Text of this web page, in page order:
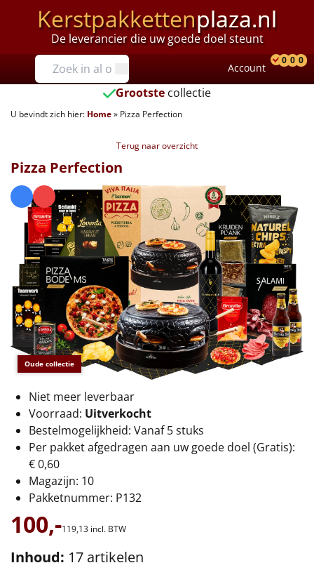
Kerstpakkettenplaza.nl
De leverancier die uw goede doel steunt
Prijzen
Tot €25
€25 tot €35
€40 tot €45
€45 tot €50
€50 tot €55
€55 tot €75
€75 tot €100
€100 en hoger
Alle kerstpakketten 2026
Thema
Origineel
Rituals
Luxe
Mannen
Account
0 0 0
Grootste collectie
U bevindt zich hier: Home» Pizza Perfection
Terug naar overzicht
Oude collectie
Pizza Perfection
Niet meer leverbaar
Voorraad: Uitverkocht
Bestelmogelijkheid: Vanaf 5 stuks
Per pakket afgedragen aan uw goede doel (Gratis):
€ 0,60
Magazijn: 10
Pakketnummer: P132
100,-119,13 incl. BTW
Inhoud: 17 artikelen